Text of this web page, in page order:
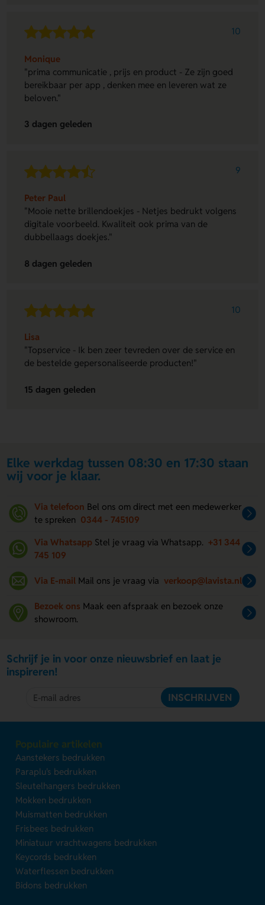
10
Monique
"prima communicatie , prijs en product - Ze zijn goed
bereikbaar per app , denken mee en leveren wat ze
beloven."
3 dagen geleden
9
Peter Paul
"Mooie nette brillendoekjes - Netjes bedrukt volgens
digitale voorbeeld. Kwaliteit ook prima van de
dubbellaags doekjes."
8 dagen geleden
10
Lisa
"Topservice - Ik ben zeer tevreden over de service en
de bestelde gepersonaliseerde producten!"
15 dagen geleden
Elke werkdag tussen 08:30 en 17:30 staan
wij voor je klaar.
Via telefoon Bel ons om direct met een medewerker
te spreken 0344 - 745109
Via Whatsapp Stel je vraag via Whatsapp. +31 344
745 109
Via E-mail Mail ons je vraag via verkoop@lavista.nl
Bezoek ons Maak een afspraak en bezoek onze
showroom.
Schrijf je in voor onze nieuwsbrief en laat je
inspireren!
INSCHRIJVEN
Populaire artikelen
Aanstekers bedrukken
Paraplu's bedrukken
Sleutelhangers bedrukken
Mokken bedrukken
Muismatten bedrukken
Frisbees bedrukken
Miniatuur vrachtwagens bedrukken
Keycords bedrukken
Waterflessen bedrukken
Bidons bedrukken